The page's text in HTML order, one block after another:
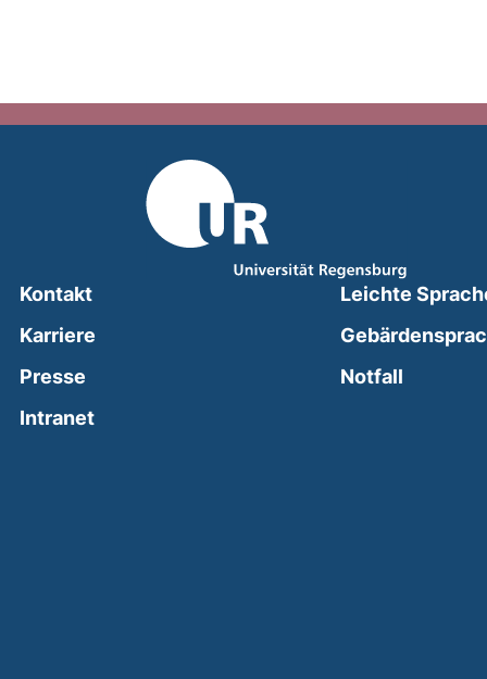
Kontakt
Karriere
Presse
Intranet(external link, opens in a new window)
Leichte
Notfall